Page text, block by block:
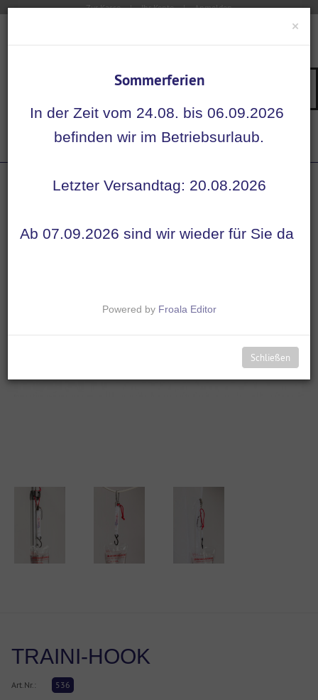
Zur Kasse Ihr Konto Anmelden
Startseite
TRAINI-HOOK
Art.Nr.: 536
×
Sommerferien
In der Zeit vom 24.08. bis 06.09.2026
befinden wir im Betriebsurlaub.
Letzter Versandtag: 20.08.2026
Ab 07.09.2026 sind wir wieder für Sie da
Powered by Froala Editor
Schließen